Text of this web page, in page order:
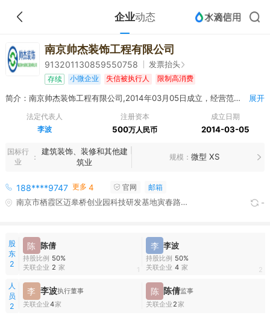
企业动态
南京帅杰装饰工程有限公司
913201130859550758 发票抬头
存续 小微企业 失信被执行人 限制高消费
简介：南京帅杰装饰工程有限公司,2014年03月05日成立，经营范围包括室内外装饰工程、建筑工程设计与施工；建筑材料销售；装饰材料销售与安装；展览工程设计与施工；外墙保温材料、金属制品销售；防水工程、道路绿化工程、园林绿化工程、水电安装、暖通工程、排水工程、外墙清洗工程施工。（依法须经批准的项目，经相关部门批准后方可开展经营活动） 展开
法定代表人
李波
注册资本
500万人民币
成立日期
2014-03-05
国标行
业
建筑装饰、装修和其他建
筑业
规模 微型 XS
188****9747 更多 4 官网 邮箱
南京市栖霞区迈皋桥创业园科技研发基地寅春路18号-A1618 -
股
东
2
陈 陈倩
持股比例 50%
关联企业 2 家 1
李 李波
持股比例 50%
关联企业 4 家 2
人
员
2
李 李波执行董事
关联企业4家
陈 陈倩监事
关联企业2家